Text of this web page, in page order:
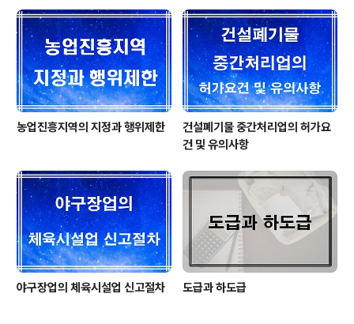
농업진흥지역의 지정과 행위제한
건설폐기물 중간처리업의 허가요
건 및 유의사항
야구장업의 체육시설업 신고절차 도급과 하도급